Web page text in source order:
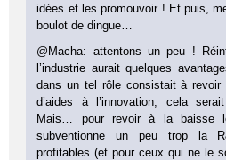
idées et les promouvoir ! Et puis,
boulot de dingue…
@Macha: attentons un peu !
l’industrie aurait quelques
dans un tel rôle consistait à revoir
d’aides à l’innovation, cela
Mais… pour revoir à la baisse
subventionne un peu trop la
profitables (et pour ceux qui ne le